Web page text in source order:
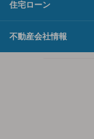
住宅ローン
不動産会社情報